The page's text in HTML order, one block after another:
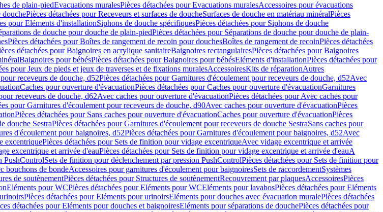
de plain-piedEvacuations muralesPièces détachées pour Evacuations muralesAccessoires pour évacuations
douchePièces détachées pour Receveurs et surfaces de doucheSurfaces de douche en matériau minéralPièces
pour Eléments d'installationSiphons de douche spécifiquesPièces détachées pour Siphons de douche
de douche pour douche de plain-piedPièces détachées pour Séparations de douche pour douche de plain-
Pièces détachées pour Boîtes de rangement de recoin pour douchesBoîtes de rangement de recoinPièces détachées
détachées pour Baignoires en acrylique sanitaireBaignoires rectangulairesPièces détachées pour Baignoires
Baignoires pour bébésPièces détachées pour Baignoires pour bébésEléments d'installationPièces détachées pour
pour Jeux de pieds et jeux de traverses et de fixations muralesAccessoiresKits de réparationAutres
receveurs de douche, d52Pièces détachées pour Garnitures d'écoulement pour receveurs de douche, d52Avec
Caches pour ouverture d'évacuationPièces détachées pour Caches pour ouverture d'évacuationGarnitures
receveurs de douche, d62Avec caches pour ouverture d'évacuationPièces détachées pour Avec caches pour
pour Garnitures d'écoulement pour receveurs de douche, d90Avec caches pour ouverture d'évacuationPièces
Pièces détachées pour Sans caches pour ouverture d'évacuationCaches pour ouverture d'évacuationPièces
douche SestraPièces détachées pour Garnitures d'écoulement pour receveurs de douche SestraSans caches pour
d'écoulement pour baignoires, d52Pièces détachées pour Garnitures d'écoulement pour baignoires, d52Avec
excentriquePièces détachées pour Sets de finition pour vidage excentriqueAvec vidage excentrique et arrivée
excentrique et arrivée d'eauPièces détachées pour Sets de finition pour vidage excentrique et arrivée d'eauA
PushControlSets de finition pour déclenchement par pression PushControlPièces détachées pour Sets de finition pour
bouchons de bondeAccessoires pour garnitures d'écoulement pour baignoiresSets de raccordementSystèmes
de soutènementPièces détachées pour Structures de soutènementRecouvrement par plaquesAccessoiresPièces
Eléments pour WCPièces détachées pour Eléments pour WCEléments pour lavabosPièces détachées pour Eléments
Pièces détachées pour Eléments pour urinoirsEléments pour douches avec évacuation muralePièces détachées
détachées pour Eléments pour douches et baignoiresEléments pour séparations de douchePièces détachées pour